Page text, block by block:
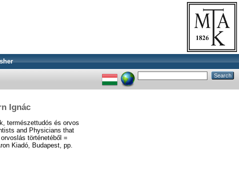
Ignác
természettudós és orvos
and Physicians that
történetéből =
Kiadó, Budapest, pp.